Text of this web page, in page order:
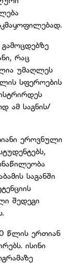
რაც
უმაღლეს
სფეროების
ამ საგნის/
ეროვნული
საგანში
შედეგი
წლის ერთიან
ისინი